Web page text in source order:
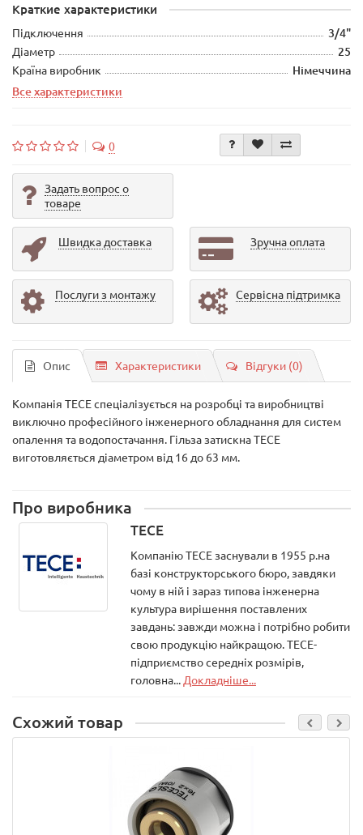
Краткие характеристики
Підключення 3/4"
Діаметр 25
Країна виробник
Німеччина
Все характеристики
0
Задать вопрос о
товаре
Швидка доставка Зручна оплата
Послуги з монтажу Сервісна підтримка
Опис Характеристики Відгуки (0)
Компанія TECE спеціалізується на розробці та виробництві
виключно професійного інженерного обладнання для систем
опалення та водопостачання. Гільза затискна TECE
виготовляється діаметром від 16 до 63 мм.
Про виробника
TECE
Компанію ТЕСЕ заснували в 1955 р.на
базі конструкторського бюро, завдяки
чому в ній і зараз типова інженерна
культура вирішення поставлених
завдань: завжди можна і потрібно робити
свою продукцію найкращою. ТЕСЕ-
підприємство середніх розмірів,
головна... Докладніше...
Схожий товар